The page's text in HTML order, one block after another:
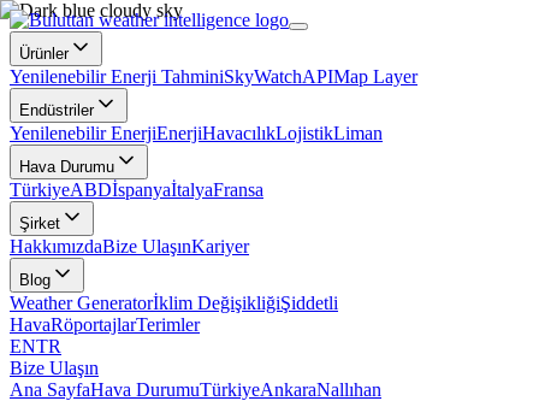
Ürünler
Yenilenebilir Enerji TahminiSkyWatchAPIMap Layer
Endüstriler
Yenilenebilir EnerjiEnerjiHavacılıkLojistikLiman
Hava Durumu
TürkiyeABDİspanyaİtalyaFransa
Şirket
HakkımızdaBize UlaşınKariyer
Blog
Weather Generatorİklim DeğişikliğiŞiddetli
HavaRöportajlarTerimler
ENTR
Bize Ulaşın
Ana SayfaHava DurumuTürkiyeAnkaraNallıhan